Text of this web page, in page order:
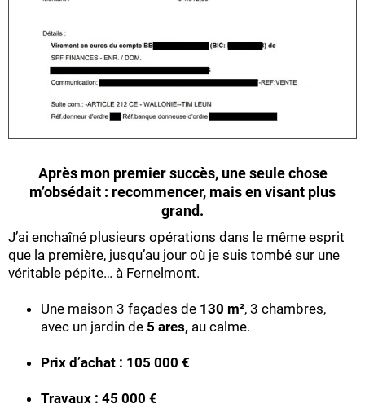
Après mon premier succès, une seule chose
m’obsédait : recommencer, mais en visant plus
grand.
J’ai enchaîné plusieurs opérations dans le même esprit
que la première, jusqu’au jour où je suis tombé sur une
véritable pépite… à Fernelmont.
Une maison 3 façades de 130 m², 3 chambres,
avec un jardin de 5 ares, au calme.
Prix d’achat : 105 000 €
Travaux : 45 000 €